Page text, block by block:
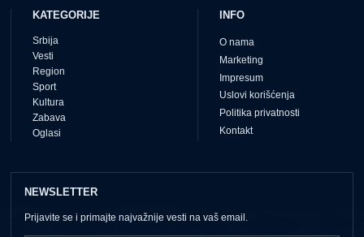
KATEGORIJE
Srbija
Vesti
Region
Sport
Kultura
Zabava
Oglasi
INFO
O nama
Marketing
Impresum
Uslovi korišćenja
Politika privatnosti
Kontakt
NEWSLETTER
Prijavite se i primajte najvažnije vesti na vaš email.